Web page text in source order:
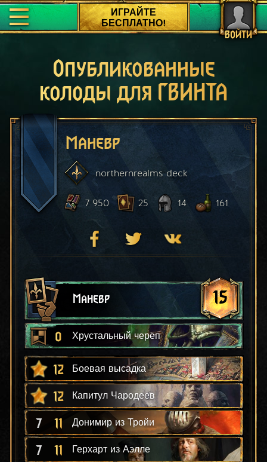
ВОЙТИ
ИГРАЙТЕ
БЕСПЛАТНО!
Опубликованные
колоды для ГВИНТА
Маневр
northernrealmsdeck
7 950 25 14 161
Маневр 15
0 Хрустальный череп
12 Боевая высадка
12 Капитул Чародеев
7 11 Донимир из Тройи
7 11 Герхарт из Аэлле